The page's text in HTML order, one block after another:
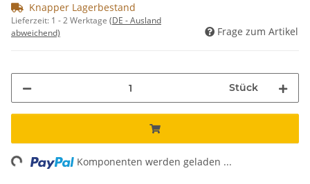
Knapper Lagerbestand
Lieferzeit: 1 - 2 Werktage (DE - Ausland
abweichend)
Frage zum Artikel
Stück
Komponenten werden geladen ...